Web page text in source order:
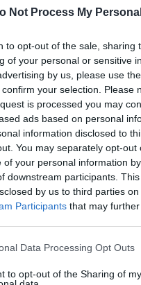
Not Process My
to opt-out of the sale, sharing
of your personal or sensitive
by us, please use
your selection. Please
is processed you may
ads based on personal
information disclosed to
You may separately opt-out
of your personal information
downstream participants.
by us to third parties on
Participants that may
that this website/app uses
to your visit or usage
Data Processing Opt Outs
to opt-out of the Sharing of my
(1994)
-ot fogadó
arénákat
alatt építette fel
mászva fel a nagyobb
Recordsszal két
még összehozhatták
Your Headet; ez a
ki őket páros
mellé a saját
fejleszteni hangszeres